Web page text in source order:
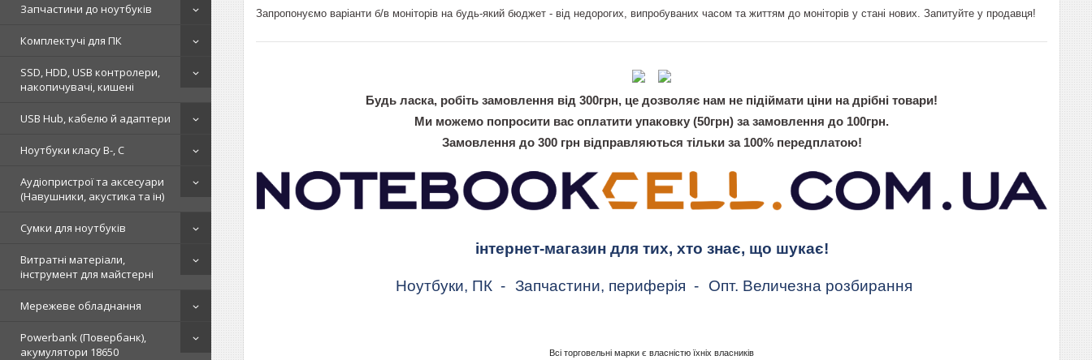
Запчастини до ноутбуків
Комплектучі для ПК
SSD, HDD, USB контролери,
накопичувачі, кишені
USB Hub, кабелю й адаптери
Ноутбуки класу B-, C
Аудіопристрої та аксесуари
(Навушники, акустика та ін)
Сумки для ноутбуків
Витратні матеріали,
інструмент для майстерні
Мережеве обладнання
Powerbank (Повербанк),
акумулятори 18650
Запропонуємо варіанти б/в моніторів на будь-який бюджет - від недорогих, випробуваних часом та життям до моніторів у стані нових. Запитуйте у продавця!
Будь ласка, робіть замовлення від 300грн, це дозволяє нам не підіймати ціни на дрібні товари!
Ми можемо попросити вас оплатити упаковку (50грн) за замовлення до 100грн.
Замовлення до 300 грн відправляються тільки за 100% передплатою!
інтернет-магазин для тих, хто знає, що шукає!
Ноутбуки, ПК - Запчастини, периферія - Опт. Величезна розбирання
Всі торговельні марки є власністю їхніх власників